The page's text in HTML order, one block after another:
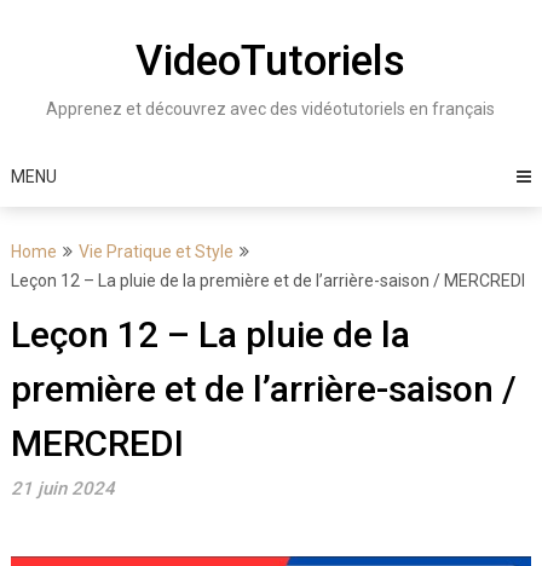
VideoTutoriels
Apprenez et découvrez avec des vidéotutoriels en français
MENU
Home
Vie Pratique et Style
Leçon 12 – La pluie de la première et de l’arrière-saison / MERCREDI
Leçon 12 – La pluie de la
première et de l’arrière-saison /
MERCREDI
21 juin 2024